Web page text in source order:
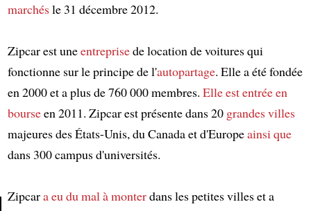
marchésle 31 décembre 2012.
Zipcar est uneentreprisede location de voitures qui
fonctionne sur le principe de l'autopartage. Elle a été fondée
en 2000 et a plus de 760 000 membres. Elle est entrée en
bourseen 2011. Zipcar est présente dans 20 grandes villes
majeures des États-Unis, du Canada et d'Europeainsi que
dans 300 campus d'universités.
Zipcara eu du mal à monterdans les petites villes et a